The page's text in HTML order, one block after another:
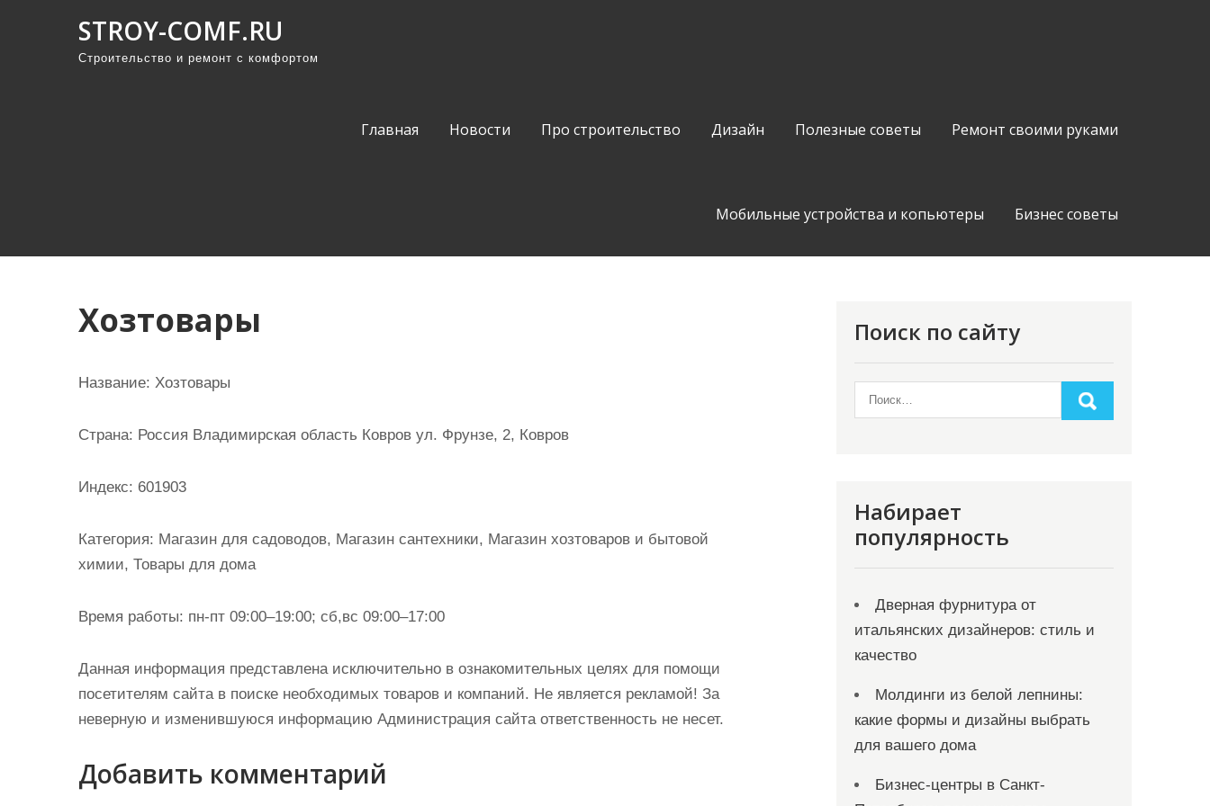
STROY-COMF.RU
Строительство и ремонт с комфортом
Главная Новости Про строительство Дизайн Полезные советы Ремонт своими руками
Мобильные устройства и копьютеры Бизнес советы
Хозтовары
Название: Хозтовары
Страна: Россия Владимирская область Ковров ул. Фрунзе, 2, Ковров
Индекс: 601903
Категория: Магазин для садоводов, Магазин сантехники, Магазин хозтоваров и бытовой
химии, Товары для дома
Время работы: пн-пт 09:00–19:00; сб,вс 09:00–17:00
Данная информация представлена исключительно в ознакомительных целях для помощи
посетителям сайта в поиске необходимых товаров и компаний. Не является рекламой! За
неверную и изменившуюся информацию Администрация сайта ответственность не несет.
Добавить комментарий
Поиск по сайту
Набирает
популярность
Дверная фурнитура от
итальянских дизайнеров: стиль и
качество
Молдинги из белой лепнины:
какие формы и дизайны выбрать
для вашего дома
Бизнес-центры в Санкт-